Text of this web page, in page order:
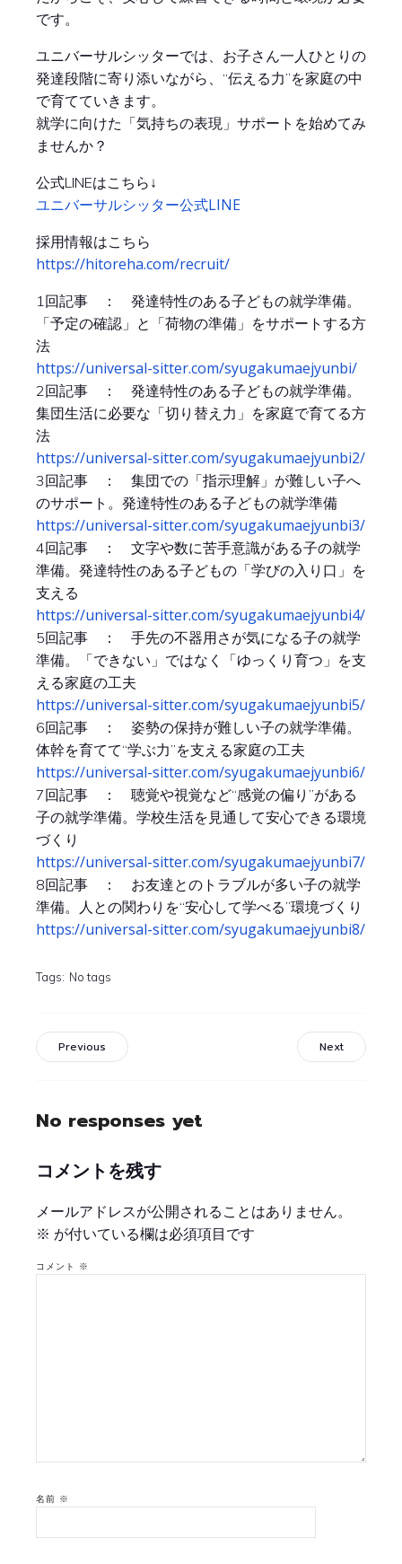
です。
ユニバーサルシッターでは、お子さん一人ひとりの
発達段階に寄り添いながら、“伝える力”を家庭の中
で育てていきます。
就学に向けた「気持ちの表現」サポートを始めてみ
ませんか？
公式LINEはこちら↓
ユニバーサルシッター公式LINE
採用情報はこちら
https://hitoreha.com/recruit/
1回記事 ： 発達特性のある子どもの就学準備。
「予定の確認」と「荷物の準備」をサポートする方
法
https://universal-sitter.com/syugakumaejyunbi/
2回記事 ： 発達特性のある子どもの就学準備。
集団生活に必要な「切り替え力」を家庭で育てる方
法
https://universal-sitter.com/syugakumaejyunbi2/
3回記事 ： 集団での「指示理解」が難しい子へ
のサポート。発達特性のある子どもの就学準備
https://universal-sitter.com/syugakumaejyunbi3/
4回記事 ： 文字や数に苦手意識がある子の就学
準備。発達特性のある子どもの「学びの入り口」を
支える
https://universal-sitter.com/syugakumaejyunbi4/
5回記事 ： 手先の不器用さが気になる子の就学
準備。「できない」ではなく「ゆっくり育つ」を支
える家庭の工夫
https://universal-sitter.com/syugakumaejyunbi5/
6回記事 ： 姿勢の保持が難しい子の就学準備。
体幹を育てて“学ぶ力”を支える家庭の工夫
https://universal-sitter.com/syugakumaejyunbi6/
7回記事 ： 聴覚や視覚など“感覚の偏り”がある
子の就学準備。学校生活を見通して安心できる環境
づくり
https://universal-sitter.com/syugakumaejyunbi7/
8回記事 ： お友達とのトラブルが多い子の就学
準備。人との関わりを“安心して学べる”環境づくり
https://universal-sitter.com/syugakumaejyunbi8/
Tags: No tags
Previous Next
No responses yet
コメントを残す
メールアドレスが公開されることはありません。
※ が付いている欄は必須項目です
コメント ※
名前 ※